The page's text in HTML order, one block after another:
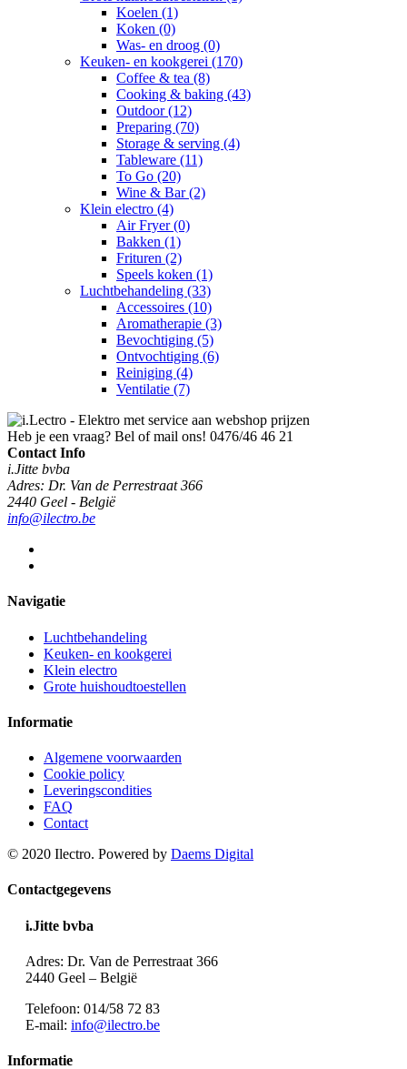
Koelen (1)
Koken (0)
Was- en droog (0)
Keuken- en kookgerei (170)
Coffee & tea (8)
Cooking & baking (43)
Outdoor(12)
Preparing (70)
Storage & serving (4)
Tableware (11)
To Go (20)
Wine & Bar(2)
Klein electro (4)
Air Fryer(0)
Bakken (1)
Frituren (2)
Speels koken (1)
Luchtbehandeling (33)
Accessoires (10)
Aromatherapie (3)
Bevochtiging (5)
Ontvochtiging (6)
Reiniging (4)
Ventilatie (7)
Heb je een vraag? Bel of mail ons! 0476/46 46 21
Contact Info
i.Jitte bvba
Adres: Dr. Van de Perrestraat 366
2440 Geel - België
info@ilectro.be
Navigatie
Luchtbehandeling
Keuken- en kookgerei
Klein electro
Grote huishoudtoestellen
Informatie
Algemene voorwaarden
Cookie policy
Leveringscondities
FAQ
Contact
© 2020 Ilectro. Powered by Daems Digital
Contactgegevens
i.Jitte bvba
Adres: Dr. Van de Perrestraat 366
2440 Geel – België
Telefoon: 014/58 72 83
E-mail: info@ilectro.be
Informatie